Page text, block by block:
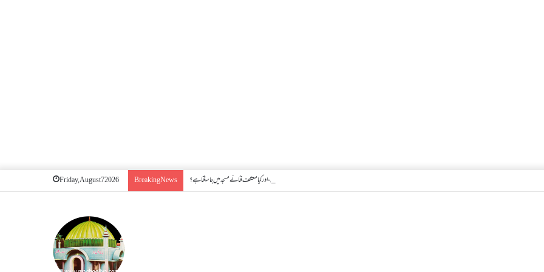
Friday, August 7 2026 Breaking News کیا بیہوش ہونے سے اعتکاف ٹوٹ جاتا ہے؟ اگر معتکف کو احتلام ہو جائے تو کیا اس کا اعتکاف ٹوٹ جائے گا؟فنائے مسجد کسے کہتے ہیں ، اور کیا معتکف فنائے مسجد میں جا سکتا ہے؟